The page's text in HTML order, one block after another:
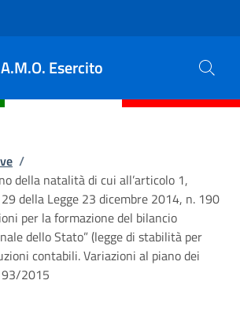
Esercito
/
della natalità di cui all’articolo 1,
della Legge 23 dicembre 2014, n. 190
per la formazione del bilancio
dello Stato” (legge di stabilità per
contabili. Variazioni al piano dei
93/2015